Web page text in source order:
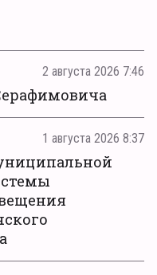
2 августа 2026 7:46
1 августа 2026 8:37